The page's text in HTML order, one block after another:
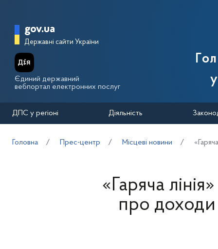
Головна сторінка Державної
gov.ua
Державні сайти України
Єдиний державний
вебпортал електронних послуг
ДПС у регіоні Діяльність
Головна Прес-центр Місцеві новини
«Гаряча
про доходи